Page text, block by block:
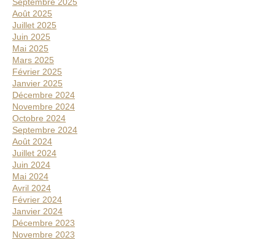
Août 2025
Juillet 2025
Juin 2025
Mai 2025
Mars 2025
Février 2025
Janvier 2025
Décembre 2024
Novembre 2024
Octobre 2024
Septembre 2024
Août 2024
Juillet 2024
Juin 2024
Mai 2024
Avril 2024
Février 2024
Janvier 2024
Décembre 2023
Novembre 2023